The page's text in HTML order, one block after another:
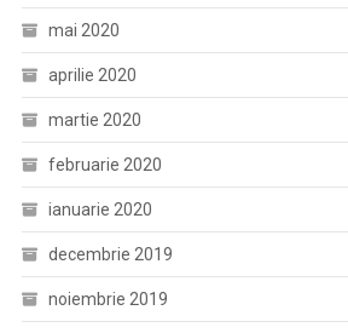
mai 2020
aprilie 2020
martie 2020
februarie 2020
ianuarie 2020
decembrie 2019
noiembrie 2019